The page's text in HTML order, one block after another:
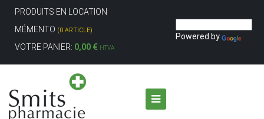
Aller au contenu
PRODUITS EN LOCATION
MÉMENTO (0 ARTICLE)
VOTRE PANIER: 0,00 € HTVA
Powered by